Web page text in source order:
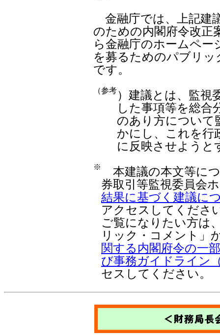
金融庁では、上記建
のための内閣府令改正
ら金融庁のホームペ
を募るためのパブリ
です。
（参考）建議とは、監視
した事項等を総合
のあり方について
かにし、これを行
に反映させようと
※
本建議の本文等に
券取引等監視委員会
結果に基づく建議に
アクセスしてくださ
ご覧になりたい方は
リック・コメント」
関する内閣府令の一
び事務ガイドライン
セスしてください。